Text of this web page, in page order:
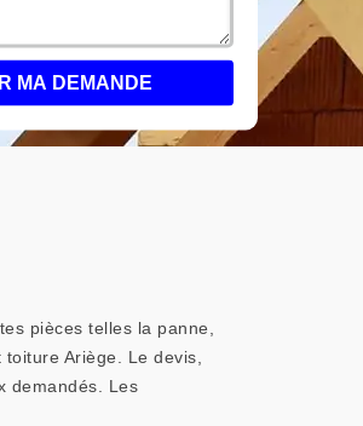
pièces telles la panne,
Ariège. Le devis,
demandés. Les